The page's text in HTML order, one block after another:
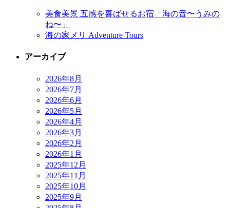
美食美景 五感を喜ばせるお宿「海の音〜うみの
ね〜」
海の家メリ Adventure Tours
アーカイブ
2026年8月
2026年7月
2026年6月
2026年5月
2026年4月
2026年3月
2026年2月
2026年1月
2025年12月
2025年11月
2025年10月
2025年9月